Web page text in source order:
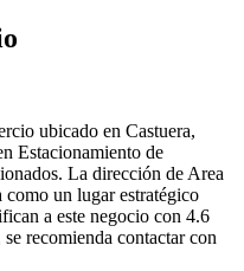
ubicado en Castuera,
Estacionamiento de
La dirección de Area
como un lugar estratégico
a este negocio con 4.6
recomienda contactar con